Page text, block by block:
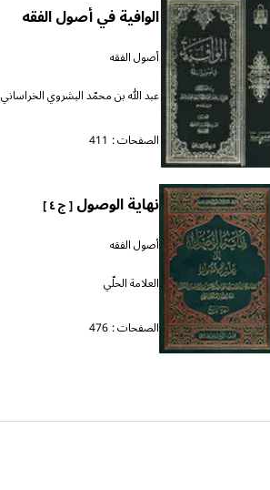
الوافية في أصول الفقه
أصول الفقه
عبد الله بن محمّد البشروي الخراساني
الصفحات : 411
نهاية الوصول[ ج ٤ ]
أصول الفقه
العلامة الحلّي
الصفحات : 476